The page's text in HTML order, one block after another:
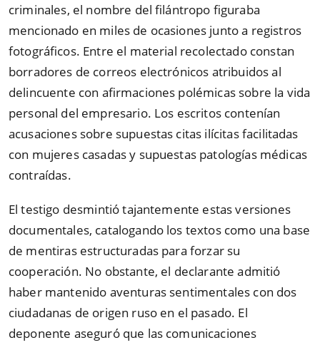
criminales, el nombre del filántropo figuraba
mencionado en miles de ocasiones junto a registros
fotográficos. Entre el material recolectado constan
borradores de correos electrónicos atribuidos al
delincuente con afirmaciones polémicas sobre la vida
personal del empresario. Los escritos contenían
acusaciones sobre supuestas citas ilícitas facilitadas
con mujeres casadas y supuestas patologías médicas
contraídas.
El testigo desmintió tajantemente estas versiones
documentales, catalogando los textos como una base
de mentiras estructuradas para forzar su
cooperación. No obstante, el declarante admitió
haber mantenido aventuras sentimentales con dos
ciudadanas de origen ruso en el pasado. El
deponente aseguró que las comunicaciones